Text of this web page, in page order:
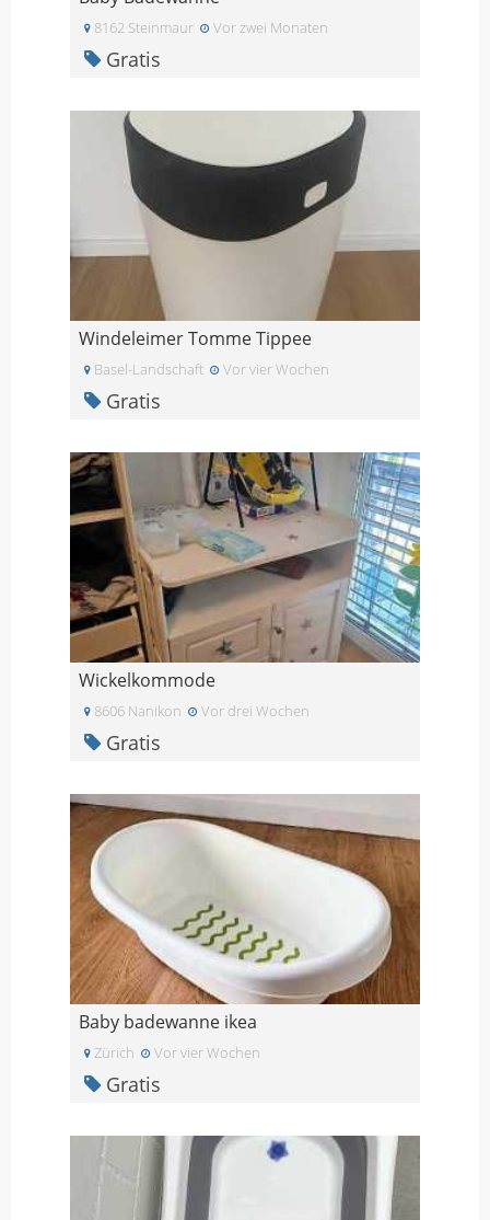
8162 Steinmaur Vor zwei Monaten
Gratis
Windeleimer Tomme Tippee
Basel-Landschaft Vor vier Wochen
Gratis
Wickelkommode
8606 Nanikon Vor drei Wochen
Gratis
Baby badewanne ikea
Zürich Vor vier Wochen
Gratis